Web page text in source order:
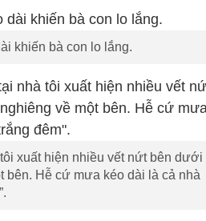
khiến bà con lo lắng.
xuất hiện nhiều vết nứt bên dưới
bên. Hễ cứ mưa kéo dài là cả nhà